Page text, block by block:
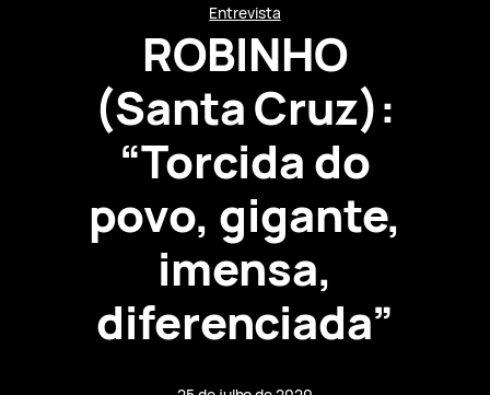
Entrevista
ROBINHO
(Santa Cruz):
“Torcida do
povo, gigante,
imensa,
diferenciada”